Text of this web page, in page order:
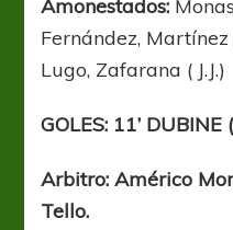
Amonestados:
Fernández,
Lugo, Zafarana ( J.J.)
GOLES: 11’ DUBINE
Arbitro: Américo
Tello.